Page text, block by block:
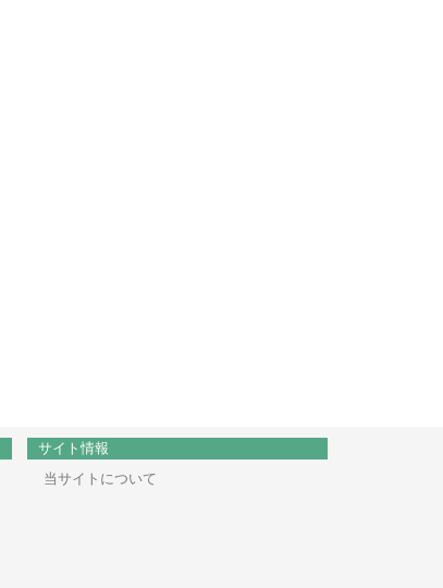
サイト情報
当サイトについて